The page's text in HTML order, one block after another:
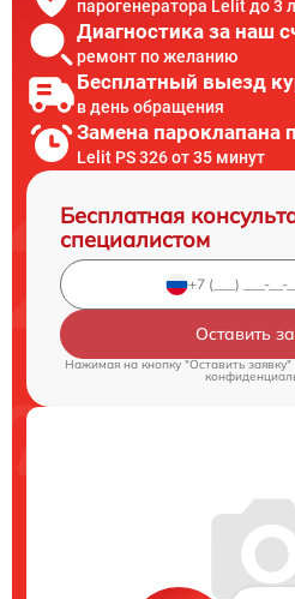
парогенератора Lelit до 3
Диагностика за наш
ремонт по желанию
Бесплатный выезд
в день обращения
Замена пароклапана
Lelit PS 326 от 35 минут
Бесплатная
специалистом
Оставить
Нажимая на кнопку "Оставить